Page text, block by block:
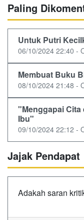
Paling
Untuk Putri
06/10/2024 22:40 -
Membuat Buku
08/10/2024 21:48 -
"Menggapai Cita
Ibu"
09/10/2024 22:12 -
Jajak Pendapat
Adakah saran